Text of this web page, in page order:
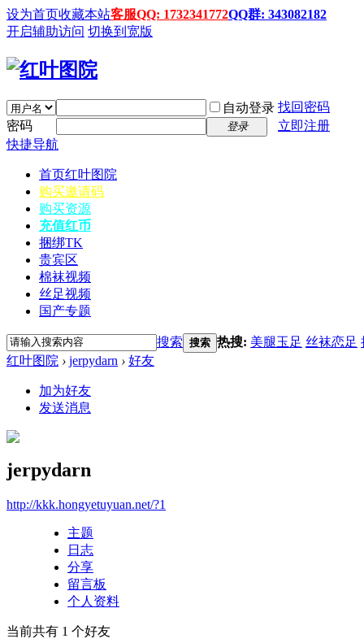
设为首页收藏本站客服QQ: 1732341772QQ群: 343082182
开启辅助访问 切换到宽版
自动登录 找回密码
密码
登录
立即注册
快捷导航
首页红叶图院
购买邀请码
购买资源
充值红币
捆绑TK
贵宾区
棉袜视频
丝足视频
国产专题
搜索 搜索 热搜: 美腿玉足 丝袜恋足
红叶图院 › jerpydarn › 好友
加为好友
发送消息
jerpydarn
http://kkk.hongyetuyuan.net/?1
主题
日志
分享
留言板
个人资料
当前共有 1 个好友